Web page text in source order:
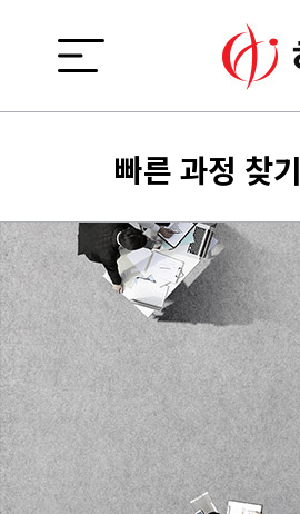
빠른 과정 찾기